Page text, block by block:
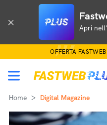
Apri
OFFERTA
Home Digital Magazine